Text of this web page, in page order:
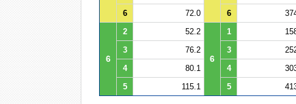
6
72.0 6
6
2 52.2
6
1
3
76.2 3
4
80.1 4
5
115.1 5